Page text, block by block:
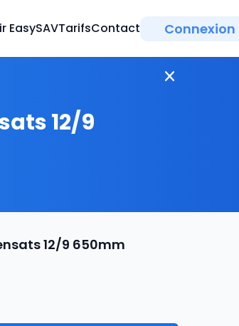
EasySAVTarifsContact Connexion
12/9
12/9 650mm